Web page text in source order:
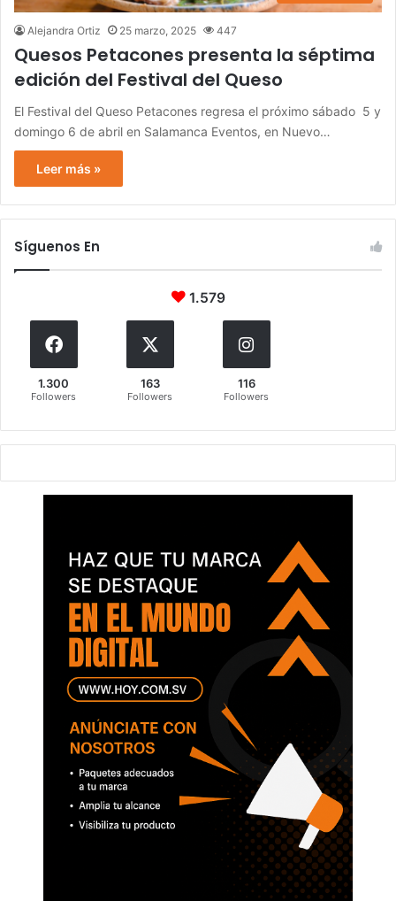
Alejandra Ortiz 25 marzo, 2025 447
Quesos Petacones presenta la séptima
edición del Festival del Queso
El Festival del Queso Petacones regresa el próximo sábado 5 y
domingo 6 de abril en Salamanca Eventos, en Nuevo…
Leer más »
Síguenos En
1.579
1.300
Followers
163
Followers
116
Followers